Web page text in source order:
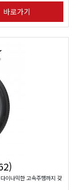
바로가기
이나믹한 고속주행까지 갖